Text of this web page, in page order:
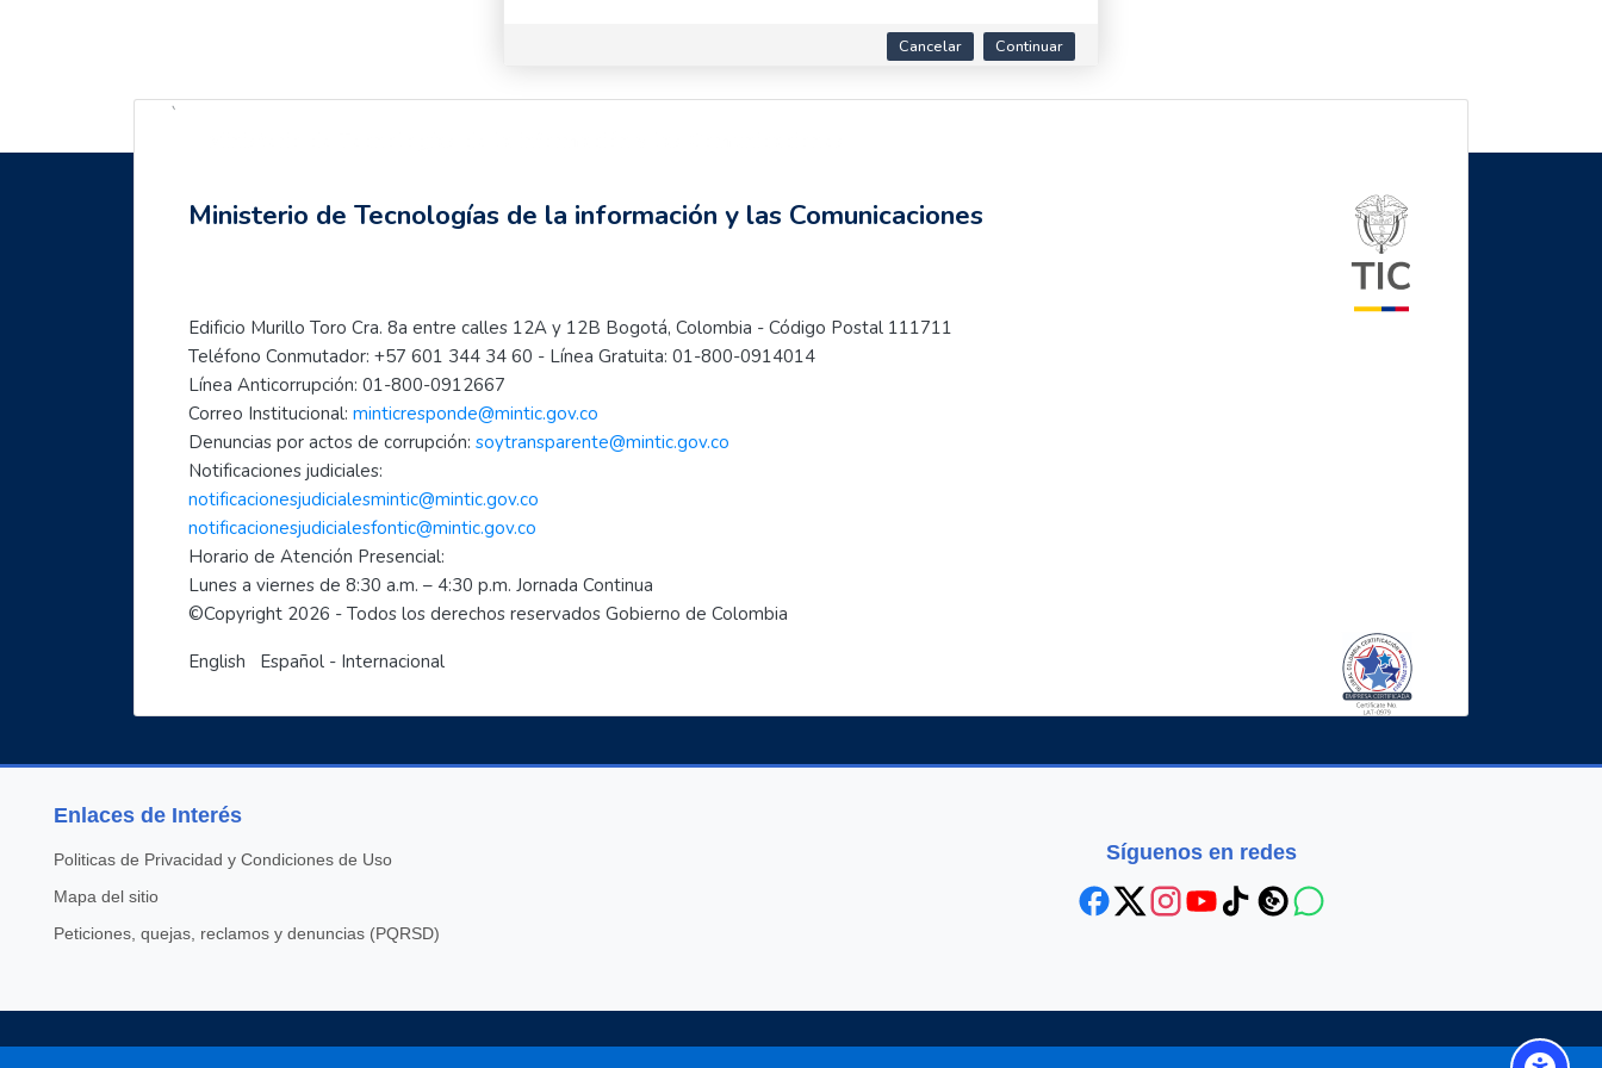
Cancelar Continuar
`
Ministerio de Tecnologías de la información y las Comunicaciones
Edificio Murillo Toro Cra. 8a entre calles 12A y 12B Bogotá, Colombia - Código Postal 111711
Teléfono Conmutador: +57 601 344 34 60 - Línea Gratuita: 01-800-0914014
Línea Anticorrupción: 01-800-0912667
Correo Institucional: minticresponde@mintic.gov.co
Denuncias por actos de corrupción: soytransparente@mintic.gov.co
Notificaciones judiciales:
notificacionesjudicialesmintic@mintic.gov.co
notificacionesjudicialesfontic@mintic.gov.co
Horario de Atención Presencial:
Lunes a viernes de 8:30 a.m. – 4:30 p.m. Jornada Continua
©Copyright 2026 - Todos los derechos reservados Gobierno de Colombia
English Español - Internacional
Enlaces de Interés
Politicas de Privacidad y Condiciones de Uso
Mapa del sitio
Peticiones, quejas, reclamos y denuncias (PQRSD)
Síguenos en redes